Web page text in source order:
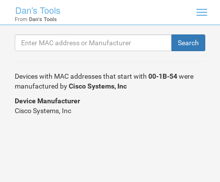
Dan's Tools
From Dan's Tools
Devices with MAC addresses that start with 00-1B-54were
manufactured byCisco Systems, Inc
Device Manufacturer
Cisco Systems, Inc